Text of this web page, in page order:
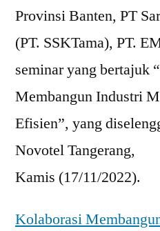
Provinsi Banten, PT
(PT. SSKTama), PT.
seminar yang bertajuk
Membangun Industri
Efisien”, yang
Novotel Tangerang,
Kamis (17/11/2022).
Kolaborasi